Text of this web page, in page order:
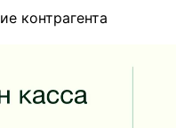
контрагента